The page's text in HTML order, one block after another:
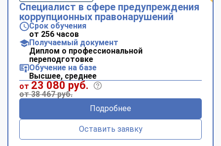
Специалист в сфере предупреждения
коррупционных правонарушений
Срок обучения
от 256 часов
Получаемый документ
Диплом о профессиональной
переподготовке
Обучение на базе
Высшее, среднее
от 23 080 руб.
от 38 467 руб.
Подробнее
Оставить заявку